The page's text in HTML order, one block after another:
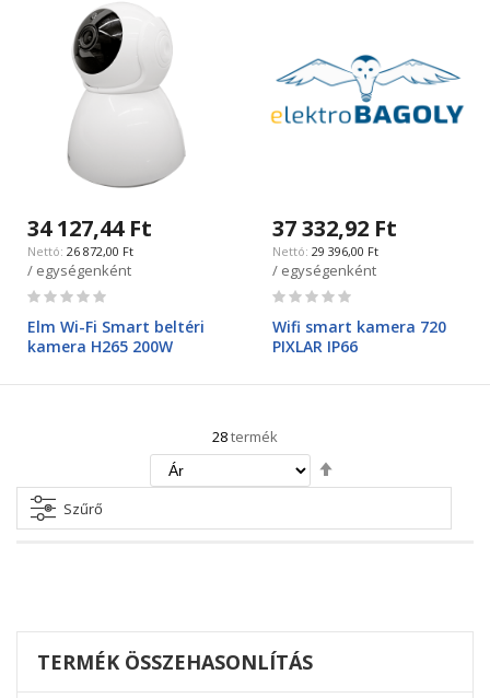
34 127,44 Ft
26 872,00 Ft
/ egységenként
Rating:
Elm Wi-Fi Smart beltéri
kamera H265 200W
37 332,92 Ft
29 396,00 Ft
/ egységenként
Rating:
Wifi smart kamera 720
PIXLAR IP66
28termék
irány
Szűrő
TERMÉK ÖSSZEHASONLÍTÁS